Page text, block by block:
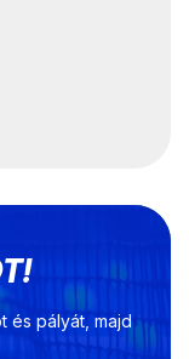
és pályát, majd